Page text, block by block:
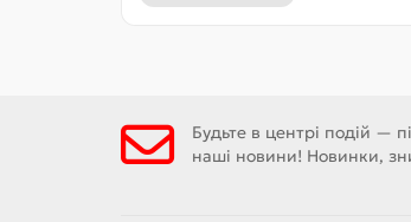
Будьте в центрі подій —
наші новини! Новинки,